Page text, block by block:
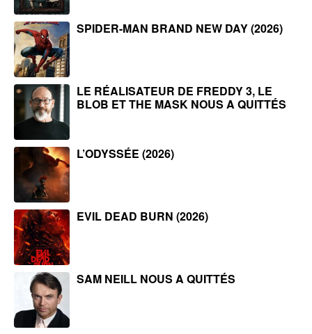
SPIDER-MAN BRAND NEW DAY (2026)
LE RÉALISATEUR DE FREDDY 3, LE
BLOB ET THE MASK NOUS A QUITTÉS
L’ODYSSÉE (2026)
EVIL DEAD BURN (2026)
SAM NEILL NOUS A QUITTÉS